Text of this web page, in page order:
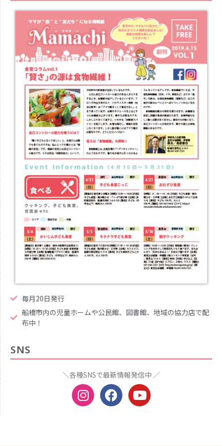
毎月20日発行
船橋市内の児童ホームや公民館、図書館、地域の協力店で配
布中！
SNS
＼各種SNSで最新情報発信中 ／